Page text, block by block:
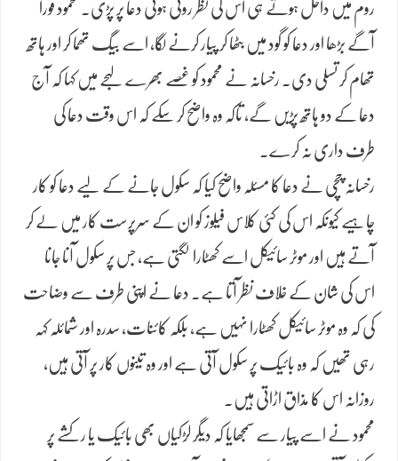
روم میں داخل ہوتے ہی اس کی نظر روتی ہوئی دعا پر پڑی۔ محمود فوراً
آگے بڑھا اور دعا کو گود میں بٹھا کر پیار کرنے لگا، اسے بیگ تھما کر اور ہاتھ
تھام کر تسلی دی۔ رخسانہ نے محمود کو غصے بھرے لہجے میں کہا کہ آج
دعا کے دو ہاتھ پڑیں گے، تاکہ وہ واضح کر سکے کہ اس وقت دعا کی
طرف داری نہ کرے۔
رخسانہ چچی نے دعا کا مسئلہ واضح کیا کہ سکول جانے کے لیے دعا کو کار
چاہیے کیونکہ اس کی کئی کلاس فیلوز کو ان کے سرپرست کار میں لے کر
آتے ہیں اور موٹر سائیکل اسے کھٹارا لگتی ہے، جس پر سکول آنا جانا
اس کی شان کے خلاف نظر آتا ہے۔ دعا نے اپنی طرف سے وضاحت
کی کہ وہ موٹر سائیکل کھٹارا نہیں ہے، بلکہ کائنات، سدرہ اور شمائلہ کہہ
رہی تھیں کہ وہ بائیک پر سکول آتی ہے اور وہ تینوں کار پر آتی ہیں،
روزانہ اس کا مذاق اڑاتی ہیں۔
محمود نے اسے پیار سے سمجھایا کہ دیگر لڑکیاں بھی بائیک یا رکشے پر